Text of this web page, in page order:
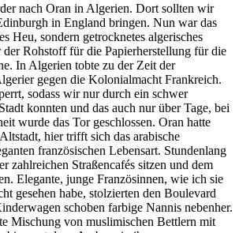
nach Oran in Algerien. Dort sollten wir
in England bringen. Nun war das
Heu, sondern getrocknetes algerisches
der Rohstoff für die Papierherstellung für die
In Algerien tobte zu der Zeit der
gegen die Kolonialmacht Frankreich.
sodass wir nur durch ein schwer
konnten und das auch nur über Tage, bei
wurde das Tor geschlossen. Oran hatte
hier trifft sich das arabische
französischen Lebensart. Stundenlang
zahlreichen Straßencafés sitzen und dem
Elegante, junge Französinnen, wie ich sie
gesehen habe, stolzierten den Boulevard
schoben farbige Nannis nebenher.
Mischung von muslimischen Bettlern mit